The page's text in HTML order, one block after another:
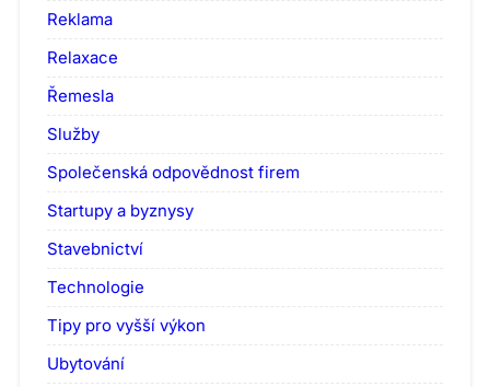
Reklama
Relaxace
Řemesla
Služby
Společenská odpovědnost firem
Startupy a byznysy
Stavebnictví
Technologie
Tipy pro vyšší výkon
Ubytování